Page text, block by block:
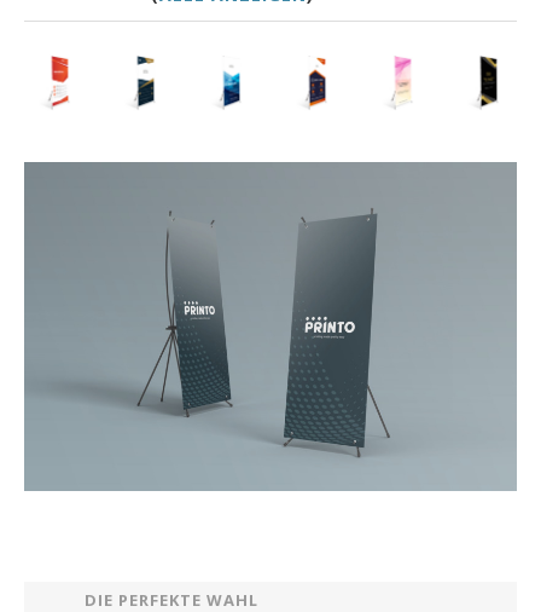
DIE PERFEKTE WAHL